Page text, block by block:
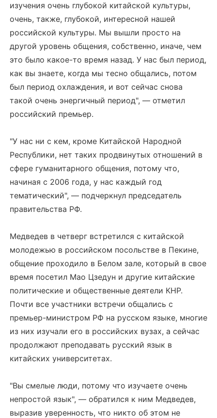
изучения очень глубокой китайской культуры,
очень, также, глубокой, интересной нашей
российской культуры. Мы вышли просто на
другой уровень общения, собственно, иначе, чем
это было какое-то время назад. У нас был период,
как вы знаете, когда мы тесно общались, потом
был период охлаждения, и вот сейчас снова
такой очень энергичный период", — отметил
российский премьер.
"У нас ни с кем, кроме Китайской Народной
Республики, нет таких продвинутых отношений в
сфере гуманитарного общения, потому что,
начиная с 2006 года, у нас каждый год
тематический", — подчеркнул председатель
правительства РФ.
Медведев в четверг встретился с китайской
молодежью в российском посольстве в Пекине,
общение проходило в Белом зале, который в свое
время посетил Мао Цзедун и другие китайские
политические и общественные деятели КНР.
Почти все участники встречи общались с
премьер-министром РФ на русском языке, многие
из них изучали его в российских вузах, а сейчас
продолжают преподавать русский язык в
китайских университетах.
"Вы смелые люди, потому что изучаете очень
непростой язык", — обратился к ним Медведев,
выразив уверенность, что никто об этом не